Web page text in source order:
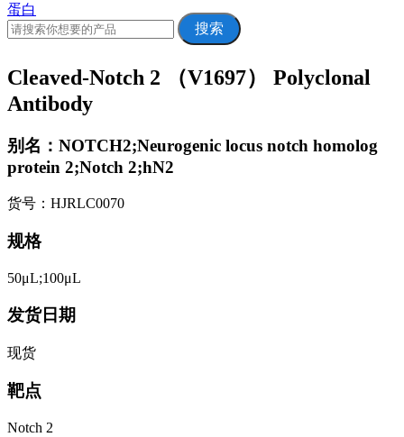
蛋白
搜索
Cleaved-Notch 2 （V1697） Polyclonal
Antibody
别名：NOTCH2;Neurogenic locus notch homolog
protein 2;Notch 2;hN2
货号：HJRLC0070
规格
50μL;100μL
发货日期
现货
靶点
Notch 2